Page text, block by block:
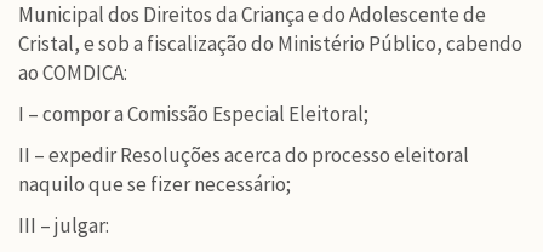
Municipal dos Direitos da Criança e do Adolescente de
Cristal, e sob a fiscalização do Ministério Público, cabendo
ao COMDICA:
I – compor a Comissão Especial Eleitoral;
II – expedir Resoluções acerca do processo eleitoral
naquilo que se fizer necessário;
III – julgar: